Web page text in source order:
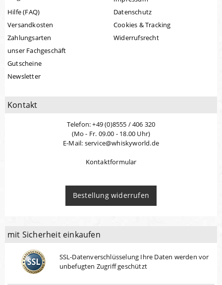
Hilfe (FAQ)
Versandkosten
Zahlungsarten
unser Fachgeschäft
Gutscheine
Newsletter
Datenschutz
Cookies & Tracking
Widerrufsrecht
Kontakt
Telefon: +49 (0)8555 / 406 320
(Mo - Fr. 09.00 - 18.00 Uhr)
E-Mail: service@whiskyworld.de
Kontaktformular
Bestellung widerrufen
mit Sicherheit einkaufen
SSL-Datenverschlüsselung Ihre Daten werden vor
unbefugten Zugriff geschützt